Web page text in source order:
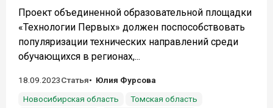
Проект объединенной образовательной площадки
«Технологии Первых» должен поспособствовать
популяризации технических направлений среди
обучающихся в регионах,...
18.09.2023Статья
Юлия Фурсова
Новосибирская область
Томская область